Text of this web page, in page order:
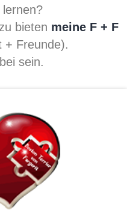
bieten meine F + F
+ Freunde).
sein.